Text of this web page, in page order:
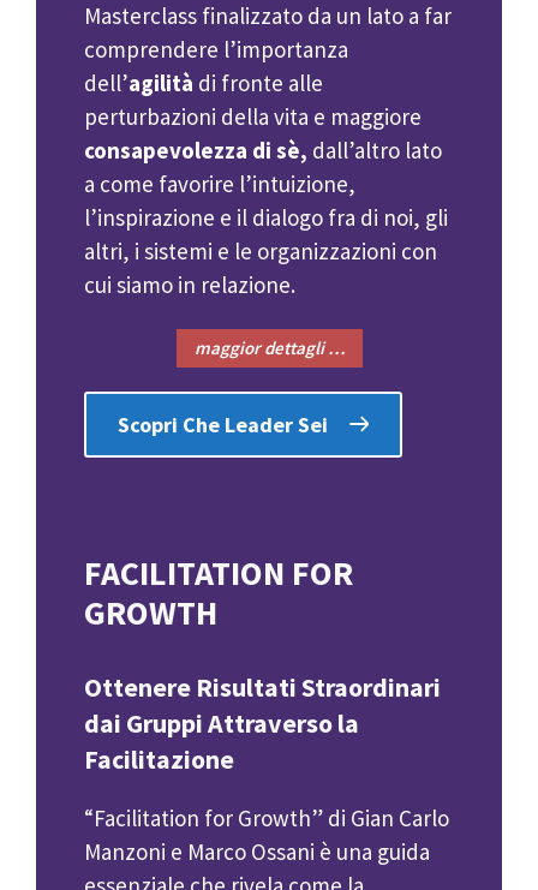
Masterclass finalizzato da un lato a far
comprendere l’importanza
dell’agilità di fronte alle
perturbazioni della vita e maggiore
consapevolezza di sè, dall’altro lato
a come favorire l’intuizione,
l’inspirazione e il dialogo fra di noi, gli
altri, i sistemi e le organizzazioni con
cui siamo in relazione.
maggior dettagli …
Scopri Che Leader Sei
FACILITATION FOR
GROWTH
Ottenere Risultati Straordinari
dai Gruppi Attraverso la
Facilitazione
“Facilitation for Growth” di Gian Carlo
Manzoni e Marco Ossani è una guida